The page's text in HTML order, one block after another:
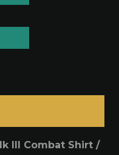
III Combat Shirt /